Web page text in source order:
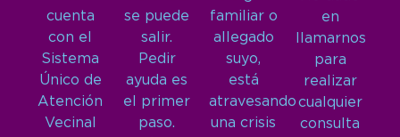
cuenta
con el
Sistema
Único de
Atención
Vecinal
se puede
salir.
Pedir
ayuda es
el primer
paso.
familiar o
allegado
suyo,
está
atravesando
una crisis
en
llamarnos
para
realizar
cualquier
consulta